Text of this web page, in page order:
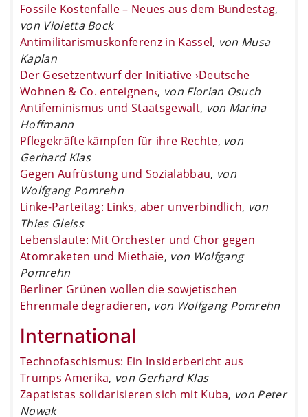
Fossile Kostenfalle – Neues aus dem Bundestag,
von Violetta Bock
Antimilitarismuskonferenz in Kassel, von Musa
Kaplan
Der Gesetzentwurf der Initiative ›Deutsche
Wohnen & Co. enteignen‹, von Florian Osuch
Antifeminismus und Staatsgewalt, von Marina
Hoffmann
Pflegekräfte kämpfen für ihre Rechte, von
Gerhard Klas
Gegen Aufrüstung und Sozialabbau, von
Wolfgang Pomrehn
Linke-Parteitag: Links, aber unverbindlich, von
Thies Gleiss
Lebenslaute: Mit Orchester und Chor gegen
Atomraketen und Miethaie, von Wolfgang
Pomrehn
Berliner Grünen wollen die sowjetischen
Ehrenmale degradieren, von Wolfgang Pomrehn
International
Technofaschismus: Ein Insiderbericht aus
Trumps Amerika, von Gerhard Klas
Zapatistas solidarisieren sich mit Kuba, von Peter
Nowak